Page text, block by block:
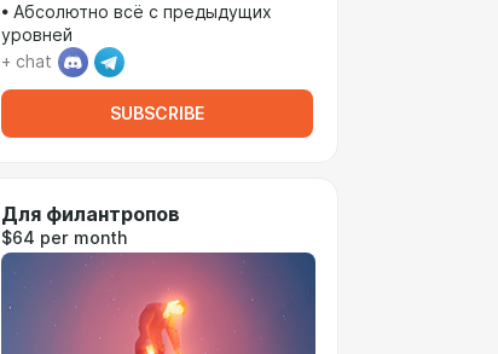
• Абсолютно всё с предыдущих
уровней
+ chat
SUBSCRIBE
Для филантропов
$64 per month